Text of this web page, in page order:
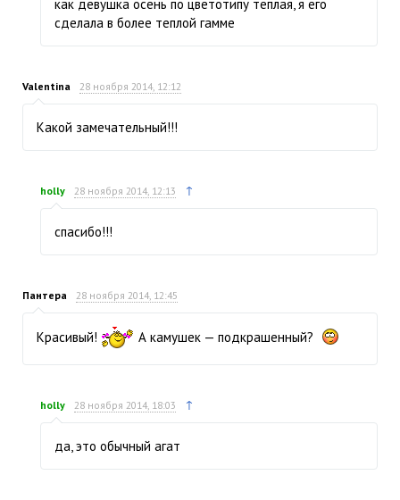
как девушка осень по цветотипу теплая, я его
сделала в более теплой гамме
Valentina 28 ноября 2014, 12:12
Какой замечательный!!!
holly 28 ноября 2014, 12:13 ↑
спасибо!!!
Пантера 28 ноября 2014, 12:45
Красивый! А камушек — подкрашенный?
holly 28 ноября 2014, 18:03 ↑
да, это обычный агат